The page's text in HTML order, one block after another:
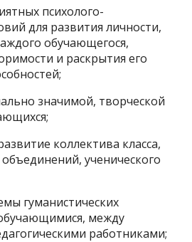
психолого-
для развития личности,
обучающегося,
и раскрытия его
значимой, творческой
коллектива класса,
ученического
гуманистических
между
работниками;